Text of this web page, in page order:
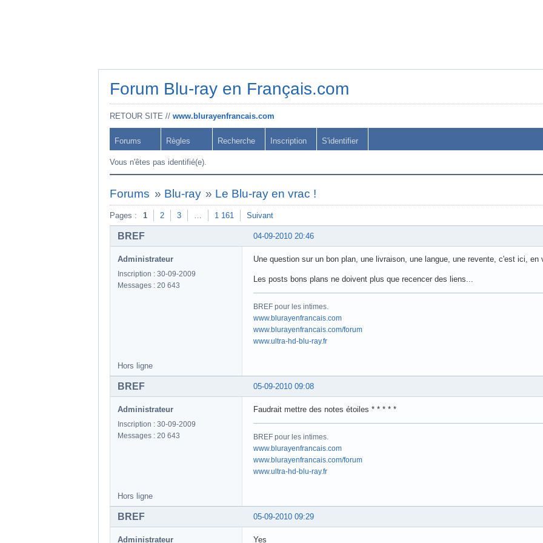
Forum Blu-ray en Français.com
RETOUR SITE // www.blurayenfrancais.com
Forums Règles Recherche Inscription S'identifier
Vous n'êtes pas identifié(e).
Forums » Blu-ray » Le Blu-ray en vrac !
Pages : 1 2 3 … 1 161 Suivant
04-09-2010 20:46
BREF
Administrateur
Inscription : 30-09-2009
Messages : 20 643
Une question sur un bon plan, une livraison, une langue, une revente, c'est ici, en
Les posts bons plans ne doivent plus que recencer des liens...
BREF pour les intimes.
www.blurayenfrancais.com
www.blurayenfrancais.com/forum
www.ultra-hd-blu-ray.fr
Hors ligne
05-09-2010 09:08
BREF
Administrateur
Inscription : 30-09-2009
Messages : 20 643
Faudrait mettre des notes étoiles * * * * *
BREF pour les intimes.
www.blurayenfrancais.com
www.blurayenfrancais.com/forum
www.ultra-hd-blu-ray.fr
Hors ligne
05-09-2010 09:29
BREF
Administrateur Yes